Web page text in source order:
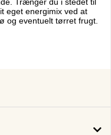
Trænger du i stedet til
eget energimix ved at
og eventuelt tørret frugt.